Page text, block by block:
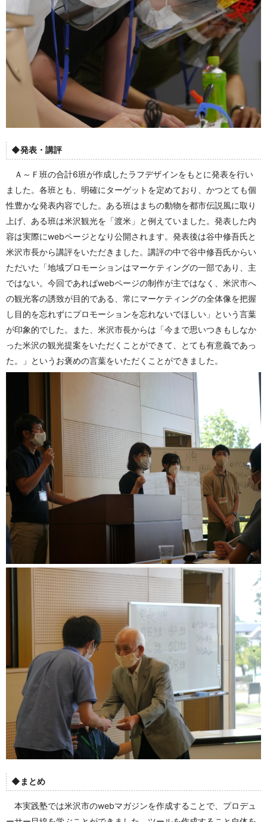
◆発表・講評
Ａ～Ｆ班の合計6班が作成したラフデザインをもとに発表を行い
ました。各班とも、明確にターゲットを定めており、かつとても個
性豊かな発表内容でした。ある班はまちの動物を都市伝説風に取り
上げ、ある班は米沢観光を「渡米」と例えていました。発表した内
容は実際にwebページとなり公開されます。発表後は谷中修吾氏と
米沢市長から講評をいただきました。講評の中で谷中修吾氏からい
ただいた「地域プロモーションはマーケティングの一部であり、主
ではない。今回であればwebページの制作が主ではなく、米沢市へ
の観光客の誘致が目的である、常にマーケティングの全体像を把握
し目的を忘れずにプロモーションを忘れないでほしい」という言葉
が印象的でした。また、米沢市長からは「今まで思いつきもしなか
った米沢の観光提案をいただくことができて、とても有意義であっ
た。」というお褒めの言葉をいただくことができました。
◆まとめ
本実践塾では米沢市のwebマガジンを作成することで、プロデュ